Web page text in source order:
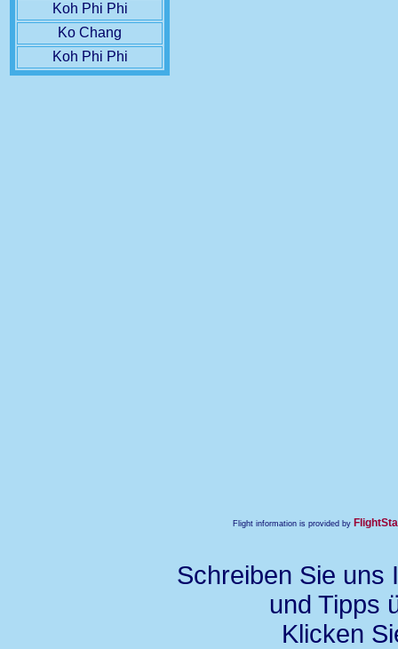
Koh Phi Phi
Ko Chang
Koh Phi Phi
Flight information is provided by
Schreiben Sie uns
und Tipps
Klicken